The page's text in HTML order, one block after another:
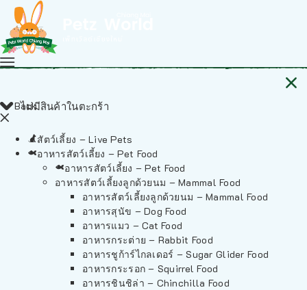
ไม่มีสินค้าในตะกร้า
Back
สัตว์เลี้ยง – Live Pets
อาหารสัตว์เลี้ยง – Pet Food
อาหารสัตว์เลี้ยง – Pet Food
อาหารสัตว์เลี้ยงลูกด้วยนม – Mammal Food
อาหารสัตว์เลี้ยงลูกด้วยนม – Mammal Food
อาหารสุนัข – Dog Food
อาหารแมว – Cat Food
อาหารกระต่าย – Rabbit Food
อาหารชูก้าร์ไกลเดอร์ – Sugar Glider Food
อาหารกระรอก – Squirrel Food
อาหารชินชิล่า – Chinchilla Food